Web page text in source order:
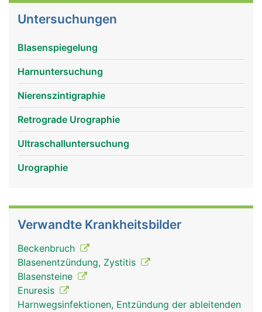
Rubriken
Harn durch wellenförmige Bewegungen in die
Hinterseite der Blasenwand und ist so angelegt,
dass sie wie ein Ventil funktioniert, damit der Urin
nicht in Richtung Nieren zurückfliessen kann.
Untersuchungen
Blasenspiegelung
Harnuntersuchung
Nierenszintigraphie
Retrograde Urographie
Ultraschalluntersuchung
Urographie
Verwandte Krankheitsbilder
Beckenbruch
Blasenentzündung, Zystitis
Blasensteine
Enuresis
Harnwegsinfektionen, Entzündung der ableitenden